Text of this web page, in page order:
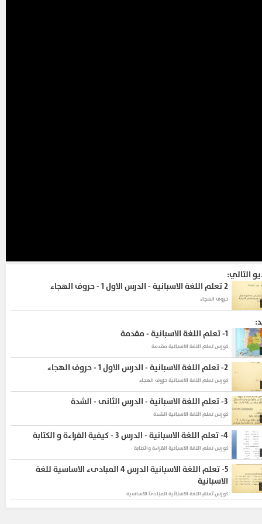
التالي:
2تعلم اللغة الاسبانية - الدرس الاول 1 - حروف الهجاء
حروف الهجاء
1- تعلم اللغة الاسبانية - مقدمة
كورس تعلم اللغة الاسبانية مقدمة
2- تعلم اللغة الاسبانية - الدرس الاول 1 - حروف الهجاء
كورس تعلم اللغة الاسبانيةحروف الهجاء
3- تعلم اللغة الاسبانية - الدرس الثانى - الشدة
كورس تعلم اللغة الاسبانية الشدة
4- تعلم اللغة الاسبانية - الدرس 3 - كيفية القراءة و الكتابة
كورس تعلم اللغة الاسبانية القراءة والكتابة
5-
تعلم اللغة الاسبانية الدرس 4 المبادىء الاساسية للغة
الاسبانية
كورس تعلم اللغة الاسبانية المبادئ الاساسية